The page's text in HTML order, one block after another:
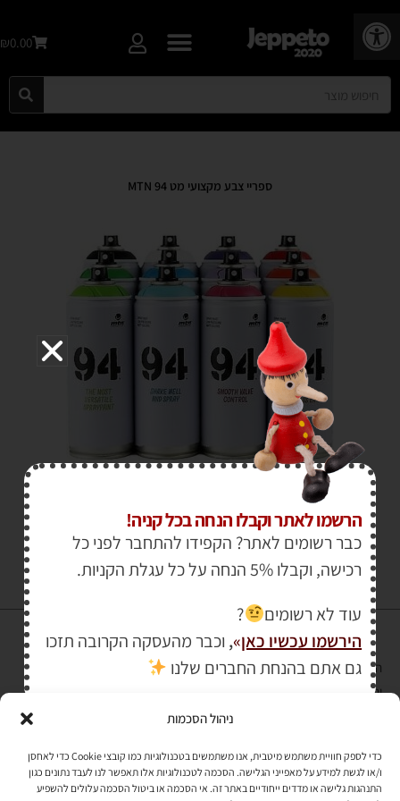
פתח סרגל נגישות
ניהול הסכמות
כדי לספק חוויית משתמש מיטבית, אנו משתמשים בטכנולוגיות כמו קובצי Cookie כדי לאחסן
ו/או לגשת למידע על מאפייני הגלישה. הסכמה לטכנולוגיות אלו תאפשר לנו לעבד נתונים כגון
התנהגות גלישה או מדדים ייחודיים באתר זה. אי הסכמה או ביטול הסכמה עלולים להשפיע
₪0.00
ספריי צבע מקצועי מט MTN 94
והעומד בתקן אבטחה PCI DSS Level-1
לתקנון האתר»
הרשמו לאתר וקבלו הנחה בכל קניה!
כבר רשומים לאתר? הקפידו להתחבר לפני כל
רכישה, וקבלו 5% הנחה על כל עגלת הקניות.
עוד לא רשומים
?
הירשמו עכשיו כאן»
, וכבר מהעסקה הקרובה תזכו
גם אתם בהנחת החברים שלנו